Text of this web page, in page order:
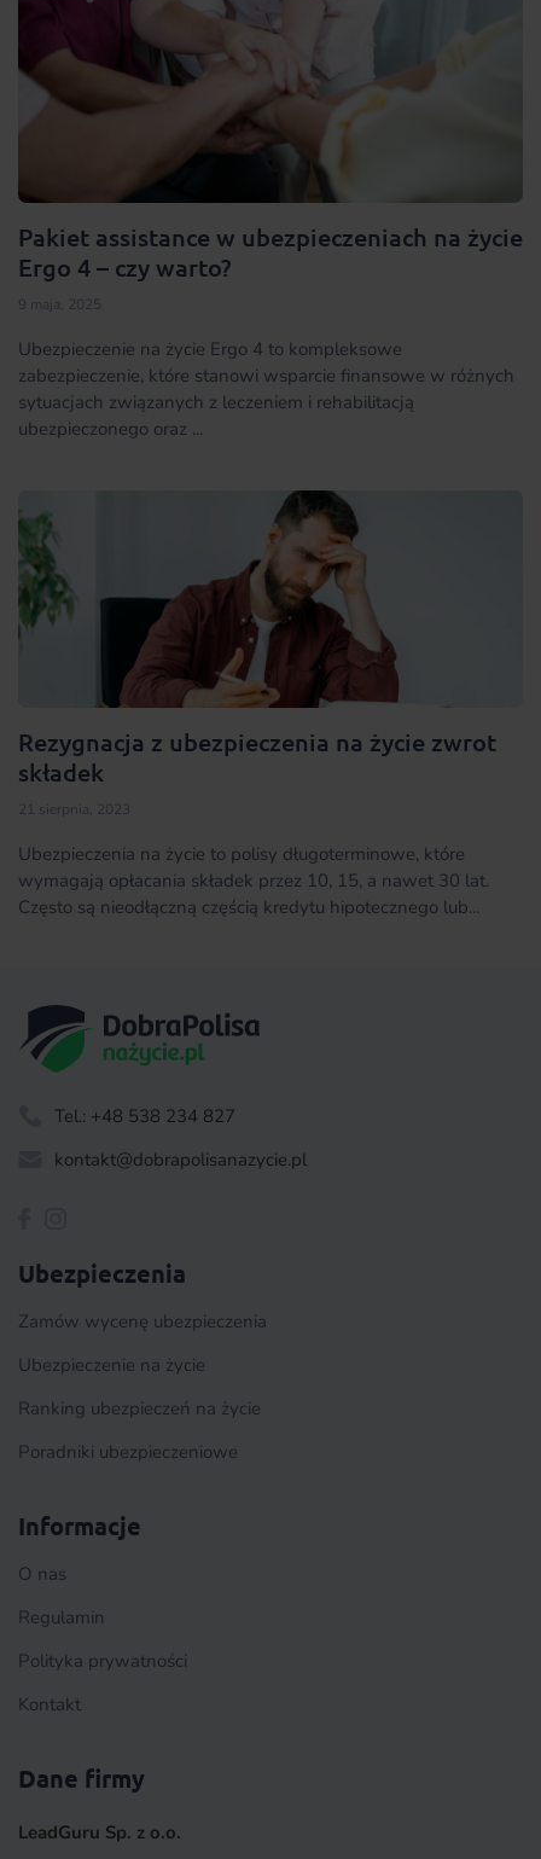
Pakiet assistance w ubezpieczeniach na życie
Ergo 4 – czy warto?
9 maja, 2025
Ubezpieczenie na życie Ergo 4 to kompleksowe
zabezpieczenie, które stanowi wsparcie finansowe w różnych
sytuacjach związanych z leczeniem i rehabilitacją
ubezpieczonego oraz ...
Rezygnacja z ubezpieczenia na życie zwrot
składek
21 sierpnia, 2023
Ubezpieczenia na życie to polisy długoterminowe, które
wymagają opłacania składek przez 10, 15, a nawet 30 lat.
Często są nieodłączną częścią kredytu hipotecznego lub...
Tel.: +48 538 234 827
kontakt@dobrapolisanazycie.pl
Ubezpieczenia
Zamów wycenę ubezpieczenia
Ubezpieczenie na życie
Ranking ubezpieczeń na życie
Poradniki ubezpieczeniowe
Informacje
O nas
Regulamin
Polityka prywatności
Kontakt
Dane firmy
LeadGuru Sp. z o.o.